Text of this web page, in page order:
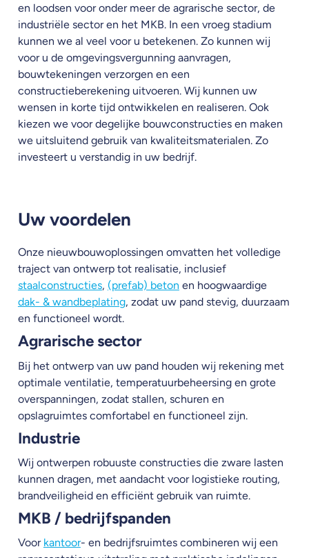
en loodsen voor onder meer de agrarische sector, de
industriële sector en het MKB. In een vroeg stadium
kunnen we al veel voor u betekenen. Zo kunnen wij
voor u de omgevingsvergunning aanvragen,
bouwtekeningen verzorgen en een
constructieberekening uitvoeren. Wij kunnen uw
wensen in korte tijd ontwikkelen en realiseren. Ook
kiezen we voor degelijke bouwconstructies en maken
we uitsluitend gebruik van kwaliteitsmaterialen. Zo
investeert u verstandig in uw bedrijf.
Uw voordelen
Onze nieuwbouwoplossingen omvatten het volledige
traject van ontwerp tot realisatie, inclusief
staalconstructies, (prefab) beton en hoogwaardige
dak- & wandbeplating, zodat uw pand stevig, duurzaam
en functioneel wordt.
Agrarische sector
Bij het ontwerp van uw pand houden wij rekening met
optimale ventilatie, temperatuurbeheersing en grote
overspanningen, zodat stallen, schuren en
opslagruimtes comfortabel en functioneel zijn.
Industrie
Wij ontwerpen robuuste constructies die zware lasten
kunnen dragen, met aandacht voor logistieke routing,
brandveiligheid en efficiënt gebruik van ruimte.
MKB / bedrijfspanden
Voor kantoor- en bedrijfsruimtes combineren wij een